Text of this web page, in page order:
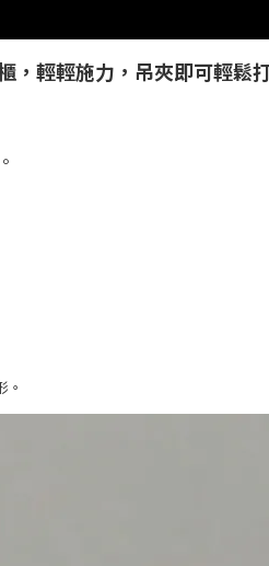
，輕輕施力，吊夾即可輕鬆
。